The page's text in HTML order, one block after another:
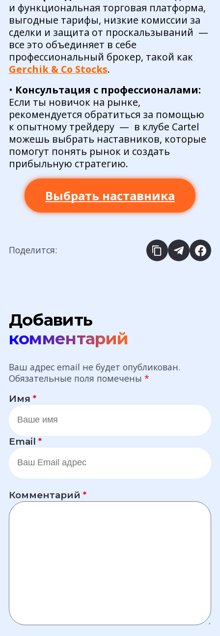
и функциональная торговая платформа,
выгодные тарифы, низкие комиссии за
сделки и защита от проскальзываний —
все это объединяет в себе
профессиональный брокер, такой как
Gerchik & Co Stocks.
• Консультация с профессионалами:
Если ты новичок на рынке,
рекомендуется обратиться за помощью
к опытному трейдеру — в клубе Cartel
можешь выбрать наставников, которые
помогут понять рынок и создать
прибыльную стратегию.
Выбрать наставника
Поделится:
Добавить
комментарий
Ваш адрес email не будет опубликован.
Обязательные поля помечены *
Имя *
Email *
Комментарий *